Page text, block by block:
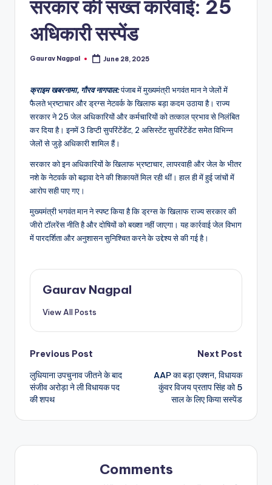
सरकार की सख्त कार्रवाई: 25
अधिकारी सस्पेंड
Posted
Gaurav Nagpal June 28, 2025
क्राइम खबरनामा, गौरव नागपाल:पंजाब में मुख्यमंत्री भगवंत मान ने जेलों में
फैलते भ्रष्टाचार और ड्रग्स नेटवर्क के खिलाफ बड़ा कदम उठाया है। राज्य
सरकार ने 25 जेल अधिकारियों और कर्मचारियों को तत्काल प्रभाव से निलंबित
कर दिया है। इनमें 3 डिप्टी सुपरिंटेंडेंट, 2 असिस्टेंट सुपरिंटेंडेंट समेत विभिन्न
जेलों से जुड़े अधिकारी शामिल हैं।
सरकार को इन अधिकारियों के खिलाफ भ्रष्टाचार, लापरवाही और जेल के भीतर
नशे के नेटवर्क को बढ़ावा देने की शिकायतें मिल रही थीं। हाल ही में हुई जांचों में
आरोप सही पाए गए।
मुख्यमंत्री भगवंत मान ने स्पष्ट किया है कि ड्रग्स के खिलाफ राज्य सरकार की
जीरो टॉलरेंस नीति है और दोषियों को बख्शा नहीं जाएगा। यह कार्रवाई जेल विभाग
में पारदर्शिता और अनुशासन सुनिश्चित करने के उद्देश्य से की गई है।
Gaurav Nagpal
View All Posts
Post
navigation
Previous Post
लुधियाना उपचुनाव जीतने के बाद
संजीव अरोड़ा ने ली विधायक पद
की शपथ
Next Post
AAP का बड़ा एक्शन, विधायक
कुंवर विजय प्रताप सिंह को 5
साल के लिए किया सस्पेंड
Comments